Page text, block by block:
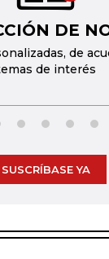
DE
de
de interés
SUSCRÍBASE YA